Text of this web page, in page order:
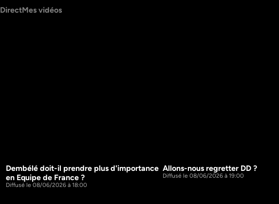
DirectMes vidéos
53m
Dembélé doit-il prendre plus d'importance
en Equipe de France ?
Diffusé le 08/06/2026 à 18:00
Allons-nous regretter DD ?
Diffusé le 08/06/2026 à 19:00